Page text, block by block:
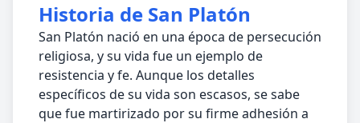
Historia de San Platón
San Platón nació en una época de persecución
religiosa, y su vida fue un ejemplo de
resistencia y fe. Aunque los detalles
específicos de su vida son escasos, se sabe
que fue martirizado por su firme adhesión a